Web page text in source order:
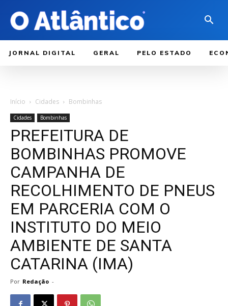
JORNAL DIGITAL GERAL PELO ESTADO
Início Cidades Bombinhas
Cidades Bombinhas
PREFEITURA DE
BOMBINHAS PROMOVE
CAMPANHA DE
RECOLHIMENTO DE PNEUS
EM PARCERIA COM O
INSTITUTO DO MEIO
AMBIENTE DE SANTA
CATARINA (IMA)
Por Redação -